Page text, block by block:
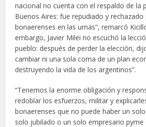
nacional no cuenta con el respaldo de la
Buenos Aires: fue repudiado y
bonaerenses en las urnas”, remarcó
embargo, Javier Milei no escuchó la
pueblo: después de perder la elección,
cambiar ni una sola coma de un plan
destruyendo la vida de los argentinos”.
“Tenemos la enorme obligación y
redoblar los esfuerzos, militar y
bonaerenses que no puede haber un
solo jubilado o un solo empresario pyme